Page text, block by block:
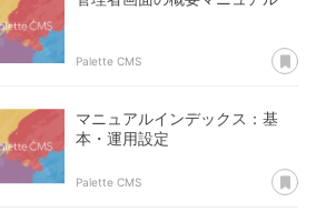
Palette CMS あ
マニュアルインデックス：基
本・運用設定
Palette CMS あ